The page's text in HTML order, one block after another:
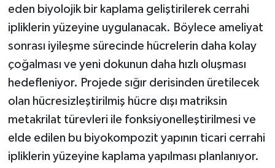
eden biyolojik bir kaplama geliştirilerek cerrahi
ipliklerin yüzeyine uygulanacak. Böylece ameliyat
sonrası iyileşme sürecinde hücrelerin daha kolay
çoğalması ve yeni dokunun daha hızlı oluşması
hedefleniyor. Projede sığır derisinden üretilecek
olan hücresizleştirilmiş hücre dışı matriksin
metakrilat türevleri ile fonksiyonelleştirilmesi ve
elde edilen bu biyokompozit yapının ticari cerrahi
ipliklerin yüzeyine kaplama yapılması planlanıyor.